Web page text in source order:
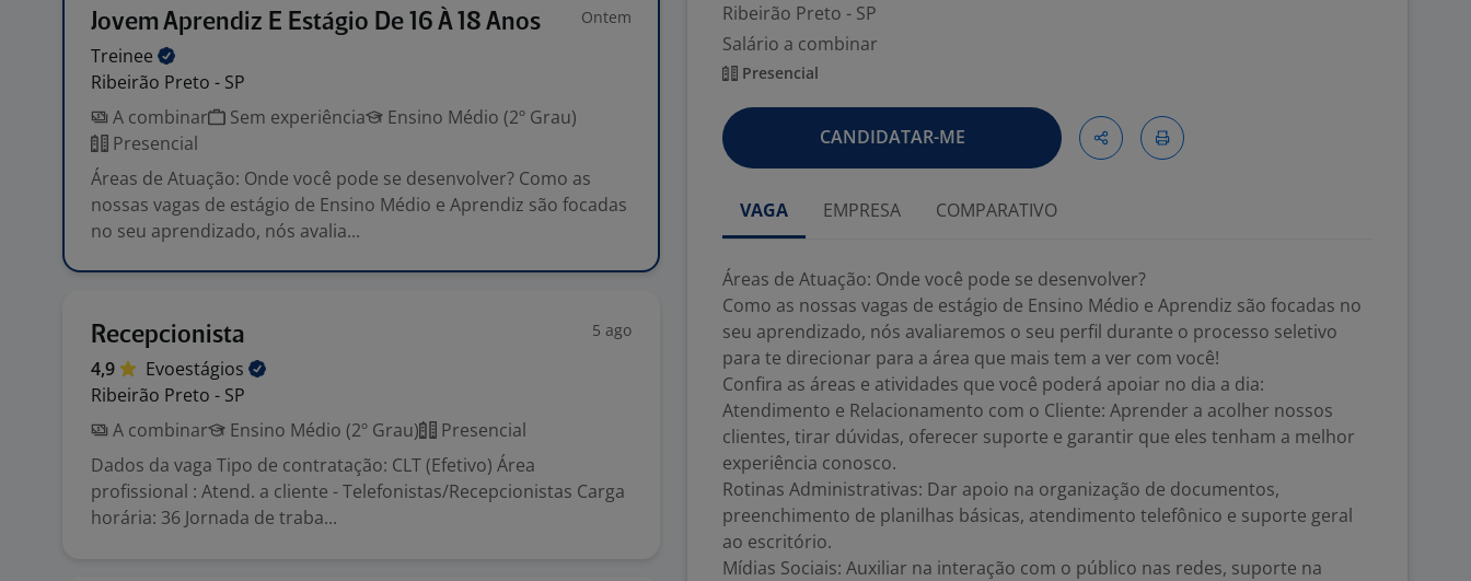
Jovem Aprendiz E Estágio De 16 À 18 Anos Ontem
Treinee
Ribeirão Preto - SP
A combinar
Sem experiência
Ensino Médio (2º Grau)
Presencial
Áreas de Atuação: Onde você pode se desenvolver? Como as
nossas vagas de estágio de Ensino Médio e Aprendiz são focadas
no seu aprendizado, nós avalia...
Recepcionista 5 ago
4,9
Evoestágios
Ribeirão Preto - SP
A combinar
Ensino Médio (2º Grau)
Presencial
Dados da vaga Tipo de contratação: CLT (Efetivo) Área
profissional : Atend. a cliente - Telefonistas/Recepcionistas Carga
horária: 36 Jornada de traba...
Ribeirão Preto - SP
Salário a combinar
Presencial
CANDIDATAR-ME
VAGA EMPRESA COMPARATIVO
Áreas de Atuação: Onde você pode se desenvolver?
Como as nossas vagas de estágio de Ensino Médio e Aprendiz são focadas no
seu aprendizado, nós avaliaremos o seu perfil durante o processo seletivo
para te direcionar para a área que mais tem a ver com você!
Confira as áreas e atividades que você poderá apoiar no dia a dia:
Atendimento e Relacionamento com o Cliente: Aprender a acolher nossos
clientes, tirar dúvidas, oferecer suporte e garantir que eles tenham a melhor
experiência conosco.
Rotinas Administrativas: Dar apoio na organização de documentos,
preenchimento de planilhas básicas, atendimento telefônico e suporte geral
ao escritório.
Mídias Sociais: Auxiliar na interação com o público nas redes, suporte na